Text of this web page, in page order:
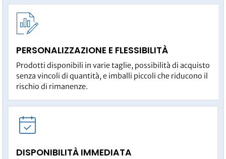
PERSONALIZZAZIONE E FLESSIBILITÀ
Prodotti disponibili in varie taglie, possibilità di acquisto
senza vincoli di quantità, e imballi piccoli che riducono il
rischio di rimanenze.
DISPONIBILITÀ IMMEDIATA